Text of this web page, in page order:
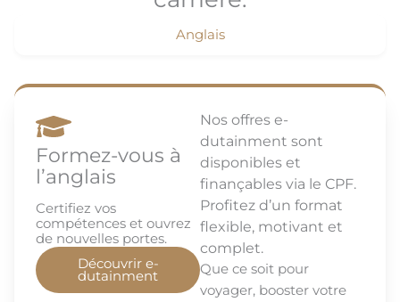
Anglais
Formez-vous à
l’anglais
Certifiez vos
compétences et ouvrez
de nouvelles portes.
Découvrir e-
dutainment
Nos offres e-
dutainment sont
disponibles et
finançables via le CPF.
Profitez d’un format
flexible, motivant et
complet.
Que ce soit pour
voyager, booster votre